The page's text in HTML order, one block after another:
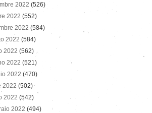
2022 (526)
2022 (552)
2022 (584)
2022 (584)
2022 (562)
2022 (521)
2022 (470)
2022 (502)
2022 (542)
2022 (494)